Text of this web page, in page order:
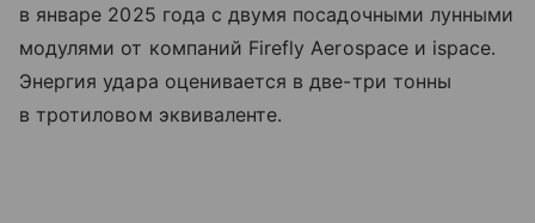
в январе 2025 года с двумя посадочными лунными
модулями от компаний Firefly Aerospace и ispace.
Энергия удара оценивается в две-три тонны
в тротиловом эквиваленте.